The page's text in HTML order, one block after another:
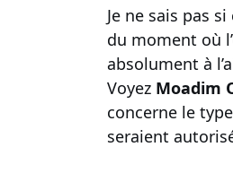
Je ne sais pas
du moment où
absolument à
VoyezMoadim
concerne le
seraient